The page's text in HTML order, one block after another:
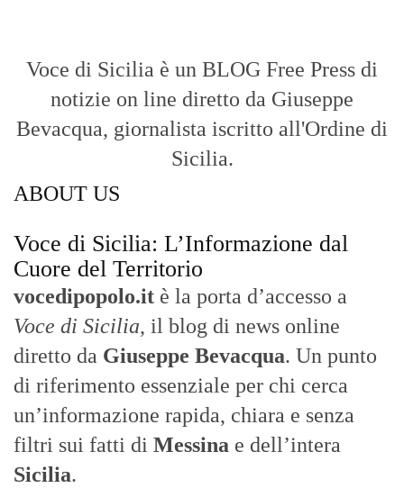
Voce di Sicilia è un BLOG Free Press di
notizie on line diretto da Giuseppe
Bevacqua, giornalista iscritto all'Ordine di
Sicilia.
ABOUT US
Voce di Sicilia: L’Informazione dal
Cuore del Territorio
vocedipopolo.it è la porta d’accesso a
Voce di Sicilia, il blog di news online
diretto da Giuseppe Bevacqua. Un punto
di riferimento essenziale per chi cerca
un’informazione rapida, chiara e senza
filtri sui fatti di Messina e dell’intera
Sicilia.